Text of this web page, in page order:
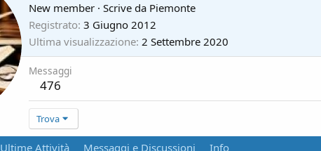
New member · Scrive da Piemonte
Registrato 3 Giugno 2012
Ultima visualizzazione 2 Settembre 2020
Messaggi
476
Trova
Ultime Attività Messaggi e Discussioni Info